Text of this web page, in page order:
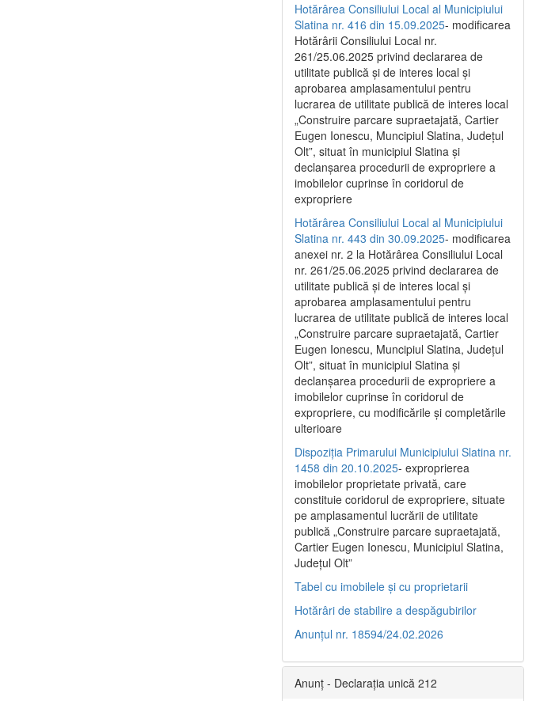
Hotărârea Consiliului Local al Municipiului
Slatina nr. 416 din 15.09.2025- modificarea
Hotărârii Consiliului Local nr.
261/25.06.2025 privind declararea de
utilitate publică și de interes local și
aprobarea amplasamentului pentru
lucrarea de utilitate publică de interes local
„Construire parcare supraetajată, Cartier
Eugen Ionescu, Muncipiul Slatina, Județul
Olt”, situat în municipiul Slatina și
declanșarea procedurii de expropriere a
imobilelor cuprinse în coridorul de
expropriere
Hotărârea Consiliului Local al Municipiului
Slatina nr. 443 din 30.09.2025- modificarea
anexei nr. 2 la Hotărârea Consiliului Local
nr. 261/25.06.2025 privind declararea de
utilitate publică şi de interes local şi
aprobarea amplasamentului pentru
lucrarea de utilitate publică de interes local
„Construire parcare supraetajată, Cartier
Eugen Ionescu, Muncipiul Slatina, Judeţul
Olt”, situat în municipiul Slatina şi
declanşarea procedurii de expropriere a
imobilelor cuprinse în coridorul de
expropriere, cu modificările şi completările
ulterioare
Dispoziția Primarului Municipiului Slatina nr.
1458 din 20.10.2025- exproprierea
imobilelor proprietate privată, care
constituie coridorul de expropriere, situate
pe amplasamentul lucrării de utilitate
publică „Construire parcare supraetajată,
Cartier Eugen Ionescu, Municipiul Slatina,
Județul Olt”
Tabel cu imobilele și cu proprietarii
Hotărâri de stabilire a despăgubirilor
Anunțul nr. 18594/24.02.2026
Anunț - Declarația unică 212